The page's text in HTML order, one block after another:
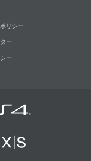
リシー
ー
ー